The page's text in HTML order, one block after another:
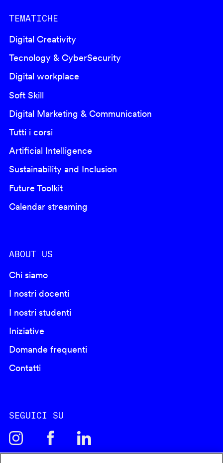
TEMATICHE
Digital Creativity
Tecnology & CyberSecurity
Digital workplace
Soft Skill
Digital Marketing & Communication
Tutti i corsi
Artificial Intelligence
Sustainability and Inclusion
Future Toolkit
Calendar streaming
ABOUT US
Chi siamo
I nostri docenti
I nostri studenti
Iniziative
Domande frequenti
Contatti
SEGUICI SU